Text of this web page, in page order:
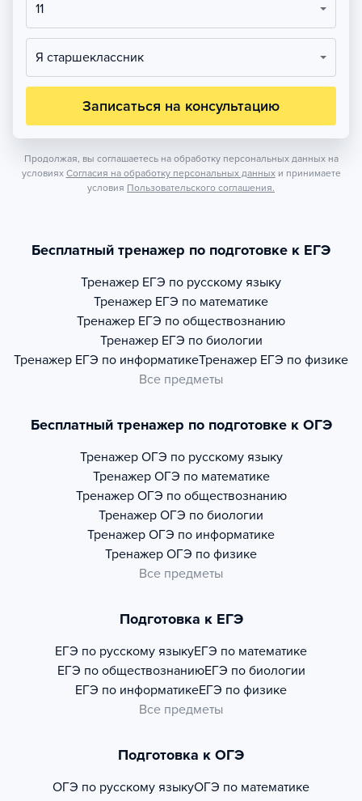
11
Я старшеклассник
Записаться на консультацию
Продолжая, вы соглашаетесь на обработку персональных данных на
условиях Согласия на обработку персональных данных и принимаете
условия Пользовательского соглашения.
Бесплатный тренажер по подготовке к ЕГЭ
Тренажер ЕГЭ по русскому языку
Тренажер ЕГЭ по математике
Тренажер ЕГЭ по обществознанию
Тренажер ЕГЭ по биологии
Тренажер ЕГЭ по информатикеТренажер ЕГЭ по физике
Все предметы
Бесплатный тренажер по подготовке к ОГЭ
Тренажер ОГЭ по русскому языку
Тренажер ОГЭ по математике
Тренажер ОГЭ по обществознанию
Тренажер ОГЭ по биологии
Тренажер ОГЭ по информатике
Тренажер ОГЭ по физике
Все предметы
Подготовка к ЕГЭ
ЕГЭ по русскому языкуЕГЭ по математике
ЕГЭ по обществознаниюЕГЭ по биологии
ЕГЭ по информатикеЕГЭ по физике
Все предметы
Подготовка к ОГЭ
ОГЭ по русскому языкуОГЭ по математике